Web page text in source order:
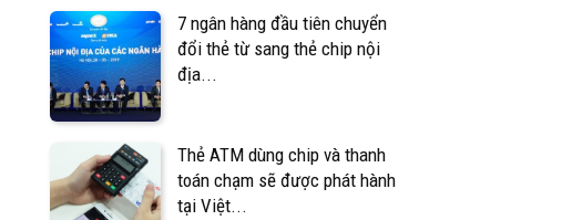
7 ngân hàng đầu tiên chuyển
đổi thẻ từ sang thẻ chip nội
địa...
Thẻ ATM dùng chip và thanh
toán chạm sẽ được phát hành
tại Việt...